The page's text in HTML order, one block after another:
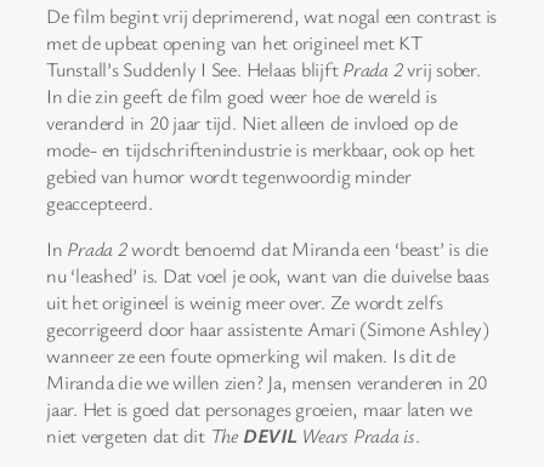
De film begint vrij deprimerend, wat nogal een contrast is
met de upbeat opening van het origineel met KT
Tunstall’s Suddenly I See. Helaas blijftPrada 2vrij sober.
In die zin geeft de film goed weer hoe de wereld is
veranderd in 20 jaar tijd. Niet alleen de invloed op de
mode- en tijdschriftenindustrie is merkbaar, ook op het
gebied van humor wordt tegenwoordig minder
geaccepteerd.
In Prada 2wordt benoemd dat Miranda een ‘beast’ is die
nu ‘leashed’ is. Dat voel je ook, want van die duivelse baas
uit het origineel is weinig meer over. Ze wordt zelfs
gecorrigeerd door haar assistente Amari (Simone Ashley)
wanneer ze een foute opmerking wil maken. Is dit de
Miranda die we willen zien? Ja, mensen veranderen in 20
jaar. Het is goed dat personages groeien, maar laten we
niet vergeten dat dit The DEVIL Wears Prada is.